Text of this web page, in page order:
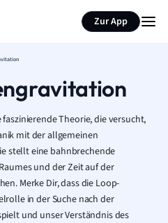
Zur App
Theorie, die versucht,
mit der allgemeinen
stellt eine bahnbrechende
und der Zeit auf der
Merke Dir, dass die Loop-
in der Suche nach der
und unser Verständnis des